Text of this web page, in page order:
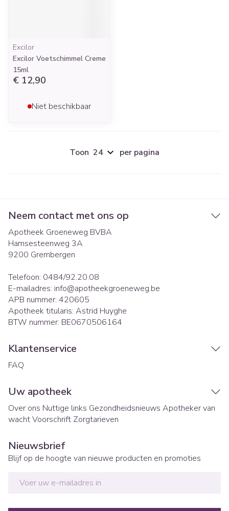
Excilor
Excilor Voetschimmel Creme
15ml
€ 12,90
Niet beschikbaar
Toon per pagina
Neem contact met ons op
Apotheek Groeneweg BVBA
Hamsesteenweg 3A
9200 Grembergen
Telefoon: 0484/92.20.08
E-mailadres: info@apotheekgroeneweg.be
APB nummer: 420605
Apotheek titularis: Astrid Huyghe
BTW nummer: BE0670506164
Klantenservice
FAQ
Uw apotheek
Over ons Nuttige links Gezondheidsnieuws Apotheker van
wachtVoorschrift Zorgtarieven
Nieuwsbrief
Blijf op de hoogte van nieuwe producten en promoties